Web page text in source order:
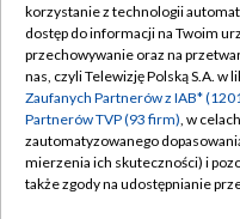
Abonament TVP
Emisja w TVP
Centrum informacji TVP
Naziemna Telewizja
korzystanie z technologii
dostęp do informacji na Twoim
przechowywanie oraz na
nas, czyli Telewizję Polską S.A. w
Zaufanych Partnerów z IAB*
Partnerów TVP (93 firm), w
zautomatyzowanego
mierzenia ich skuteczności) i
także zgody na udostępnianie